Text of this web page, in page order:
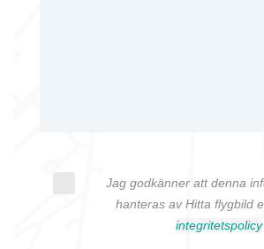
Jag godkänner att denna
hanteras av Hitta flygbild
integritetspolicy